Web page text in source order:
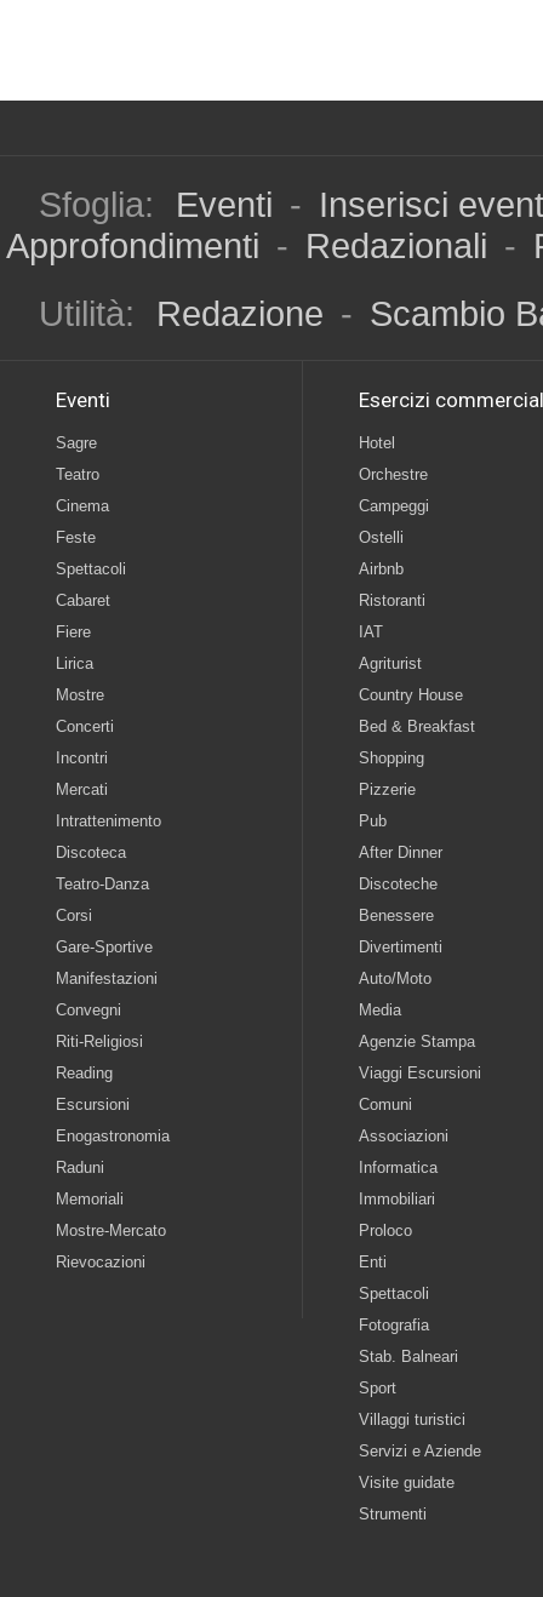
Sfoglia: Eventi - Inserisci
Approfondimenti - Redazionali -
Utilità:
Redazione - Scambio
Eventi
Sagre
Teatro
Cinema
Feste
Spettacoli
Cabaret
Fiere
Lirica
Mostre
Concerti
Incontri
Mercati
Intrattenimento
Discoteca
Teatro-Danza
Corsi
Gare-Sportive
Manifestazioni
Convegni
Riti-Religiosi
Reading
Escursioni
Enogastronomia
Raduni
Memoriali
Mostre-Mercato
Rievocazioni
Esercizi
Hotel
Orchestre
Campeggi
Ostelli
Airbnb
Ristoranti
IAT
Agriturist
Country House
Bed & Breakfast
Shopping
Pizzerie
Pub
After Dinner
Discoteche
Benessere
Divertimenti
Auto/Moto
Media
Agenzie Stampa
Viaggi Escursioni
Comuni
Associazioni
Informatica
Immobiliari
Proloco
Enti
Spettacoli
Fotografia
Stab. Balneari
Sport
Villaggi turistici
Servizi e Aziende
Visite guidate
Strumenti